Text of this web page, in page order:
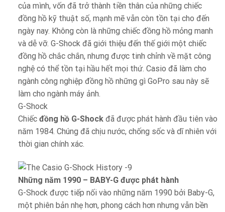
của mình, vốn đã trở thành tiền thân của những chiếc
đồng hồ kỹ thuật số, mạnh mẽ vẫn còn tồn tại cho đến
ngày nay. Không còn là những chiếc đồng hồ mỏng manh
và dễ vỡ. G-Shock đã giới thiệu đến thế giới một chiếc
đồng hồ chắc chắn, nhưng được tinh chỉnh về mặt công
nghệ có thể tồn tại hầu hết mọi thứ. Casio đã làm cho
ngành công nghiệp đồng hồ những gì GoPro sau này sẽ
làm cho ngành máy ảnh.
G-Shock
Chiếc đồng hồ G-Shockđã được phát hành đầu tiên vào
năm 1984. Chúng đã chịu nước, chống sốc và dĩ nhiên với
thời gian chính xác.
Những năm 1990 – BABY-G được phát hành
G-Shock được tiếp nối vào những năm 1990 bởi Baby-G,
một phiên bản nhẹ hơn, phong cách hơn nhưng vẫn bền